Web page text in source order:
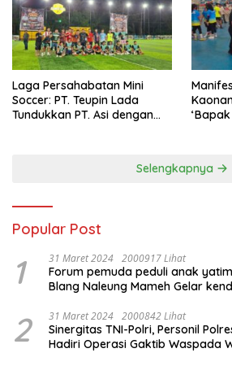
Laga Persahabatan Mini
Soccer: PT. Teupin Lada
Tundukkan PT. Asi dengan
Selengkapnya
Popular Post
1 31 Maret 2024 2000917 Lihat
Forum pemuda peduli anak yatim
Blang Naleung Mameh Gelar
2 31 Maret 2024 2000842 Lihat
Sinergitas TNI-Polri, Personil
Hadiri Operasi Gaktib Waspada